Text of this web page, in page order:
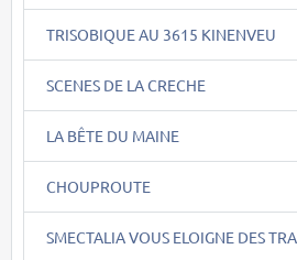
TRISOBIQUE AU 3615 KINENVEU
SCENES DE LA CRECHE
LA BÊTE DU MAINE
CHOUPROUTE
SMECTALIA VOUS ELOIGNE DES TRA